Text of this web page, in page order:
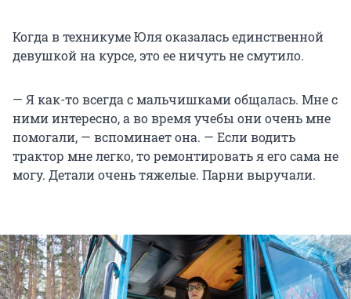
Когда в техникуме Юля оказалась единственной
девушкой на курсе, это ее ничуть не смутило.
— Я как-то всегда с мальчишками общалась. Мне с
ними интересно, а во время учебы они очень мне
помогали, — вспоминает она. — Если водить
трактор мне легко, то ремонтировать я его сама не
могу. Детали очень тяжелые. Парни выручали.